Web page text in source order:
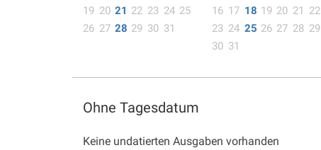
19 20 21 22 23 24 25
26 27 28 29 30 31
16 17 18 19 20 21
22
23 24 25 26 27 28 29
30 31
Ohne Tagesdatum
Keine undatierten Ausgaben vorhanden